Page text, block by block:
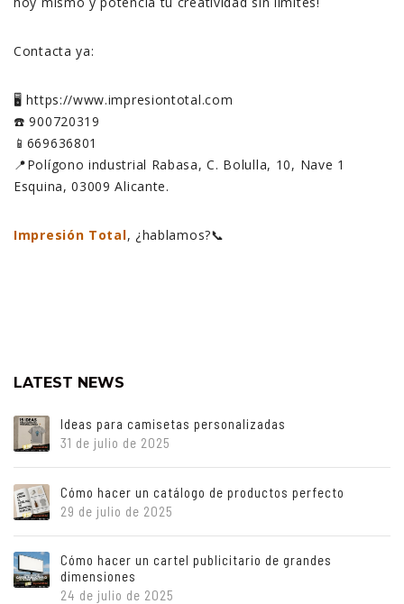
Contacta ya:
🖥️ https://www.impresiontotal.com
☎️ 900720319
📱669636801
📍Polígono industrial Rabasa, C. Bolulla, 10, Nave 1
Esquina, 03009 Alicante.
Impresión Total, ¿hablamos?📞
LATEST NEWS
Ideas para camisetas personalizadas
31 de julio de 2025
Cómo hacer un catálogo de productos perfecto
29 de julio de 2025
Cómo hacer un cartel publicitario de grandes
dimensiones
24 de julio de 2025